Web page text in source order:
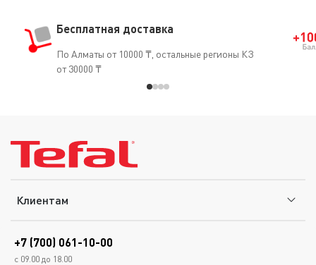
Бесплатная доставка
По Алматы от 10000 ₸, остальные регионы КЗ
от 30000 ₸
Клиентам
+7 (700) 061-10-00
с 09.00 до 18.00